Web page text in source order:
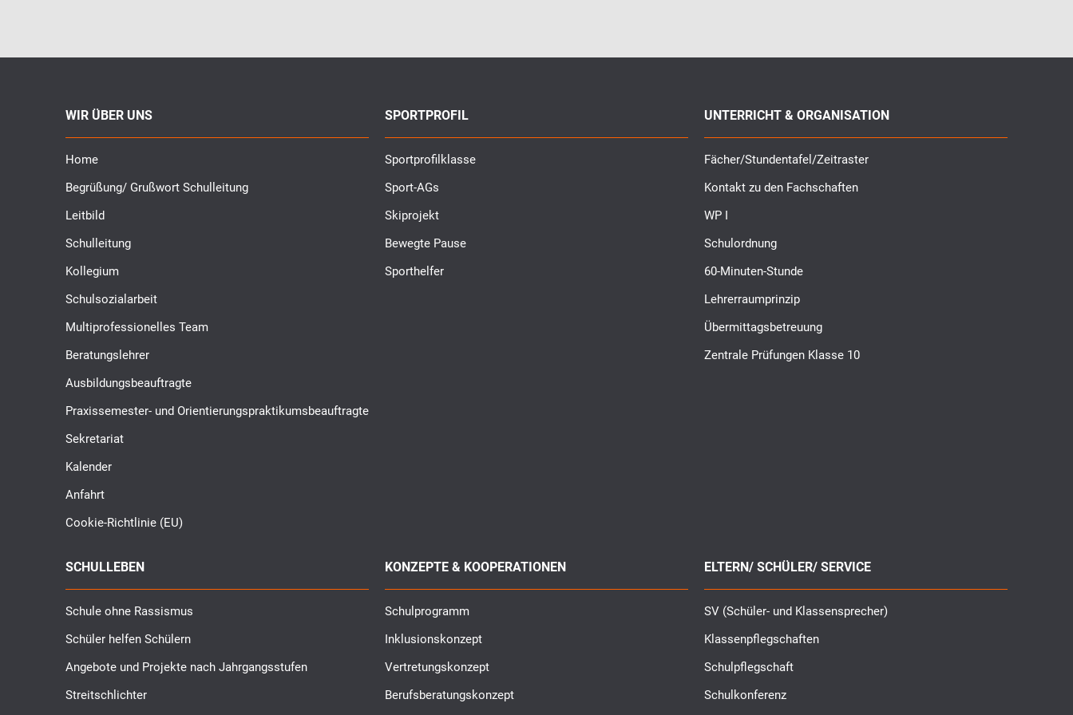
WIR ÜBER UNS
Home
Begrüßung/ Grußwort Schulleitung
Leitbild
Schulleitung
Kollegium
Schulsozialarbeit
Multiprofessionelles Team
Beratungslehrer
Ausbildungsbeauftragte
Praxissemester- und Orientierungspraktikumsbeauftragte
Sekretariat
Kalender
Anfahrt
Cookie-Richtlinie (EU)
SPORTPROFIL
Sportprofilklasse
Sport-AGs
Skiprojekt
Bewegte Pause
Sporthelfer
UNTERRICHT & ORGANISATION
Fächer/Stundentafel/Zeitraster
Kontakt zu den Fachschaften
WP I
Schulordnung
60-Minuten-Stunde
Lehrerraumprinzip
Übermittagsbetreuung
Zentrale Prüfungen Klasse 10
SCHULLEBEN
Schule ohne Rassismus
Schüler helfen Schülern
Angebote und Projekte nach Jahrgangsstufen
Streitschlichter
KONZEPTE & KOOPERATIONEN
Schulprogramm
Inklusionskonzept
Vertretungskonzept
Berufsberatungskonzept
ELTERN/ SCHÜLER/ SERVICE
SV (Schüler- und Klassensprecher)
Klassenpflegschaften
Schulpflegschaft
Schulkonferenz